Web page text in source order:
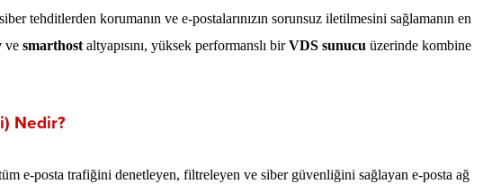
tehditlerden korumanın ve e-postalarınızın sorunsuz iletilmesini sağlamanın en
ve smarthostaltyapısını, yüksek performanslı birVDS sunucu üzerinde kombine
Nedir?
e-posta trafiğini denetleyen, filtreleyen ve siber güvenliğini sağlayan e-posta ağ